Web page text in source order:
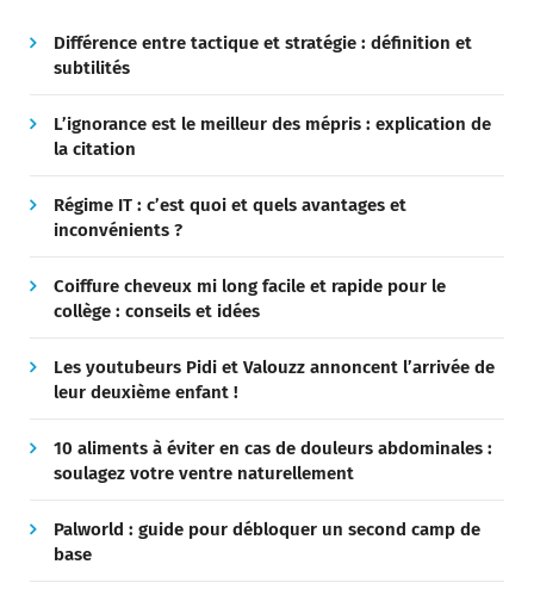
Différence entre tactique et stratégie : définition et
subtilités
L’ignorance est le meilleur des mépris : explication de
la citation
Régime IT : c’est quoi et quels avantages et
inconvénients ?
Coiffure cheveux mi long facile et rapide pour le
collège : conseils et idées
Les youtubeurs Pidi et Valouzz annoncent l’arrivée de
leur deuxième enfant !
10 aliments à éviter en cas de douleurs abdominales :
soulagez votre ventre naturellement
Palworld : guide pour débloquer un second camp de
base